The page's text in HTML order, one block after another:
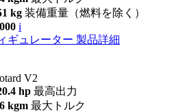
kg 装備重量（燃料を除く）
i
ギュレーター 製品詳細
V2
hp 最高出力
kgm 最大トルク